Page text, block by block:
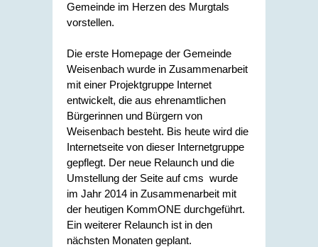
Gemeinde im Herzen des Murgtals
vorstellen.
Die erste Homepage der Gemeinde
Weisenbach wurde in Zusammenarbeit
mit einer Projektgruppe Internet
entwickelt, die aus ehrenamtlichen
Bürgerinnen und Bürgern von
Weisenbach besteht. Bis heute wird die
Internetseite von dieser Internetgruppe
gepflegt. Der neue Relaunch und die
Umstellung der Seite auf cms wurde
im Jahr 2014 in Zusammenarbeit mit
der heutigen KommONE durchgeführt.
Ein weiterer Relaunch ist in den
nächsten Monaten geplant.